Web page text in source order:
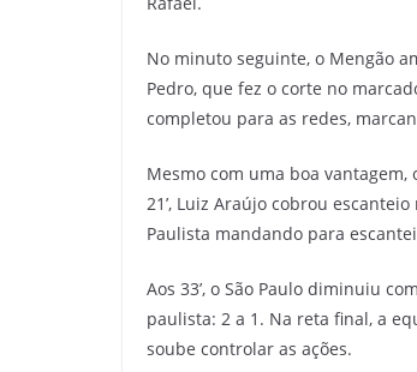
No minuto seguinte, o Mengão
Pedro, que fez o corte no
completou para as redes,
Mesmo com uma boa
21’, Luiz Araújo cobrou
Paulista mandando para
Aos 33’, o São Paulo diminuiu
paulista: 2 a 1. Na reta final, a
soube controlar as ações.